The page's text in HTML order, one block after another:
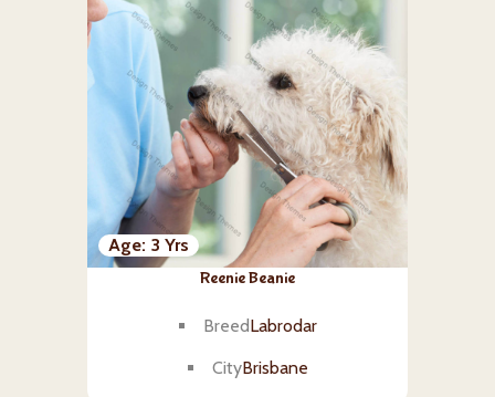
Age 3 Yrs
Reenie Beanie
BreedLabrodar
CityBrisbane